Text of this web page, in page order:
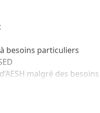
besoins particuliers
malgré des besoins
dans des